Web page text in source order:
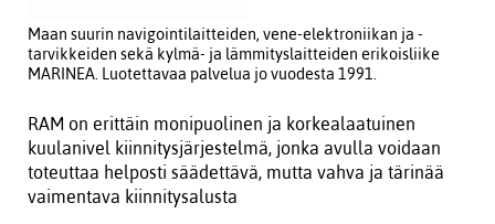
Maan suurin navigointilaitteiden, vene-elektroniikan ja -
tarvikkeiden sekä kylmä- ja lämmityslaitteiden erikoisliike
MARINEA. Luotettavaa palvelua jo vuodesta 1991.
RAM on erittäin monipuolinen ja korkealaatuinen
kuulanivel kiinnitysjärjestelmä, jonka avulla voidaan
toteuttaa helposti säädettävä, mutta vahva ja tärinää
vaimentava kiinnitysalusta